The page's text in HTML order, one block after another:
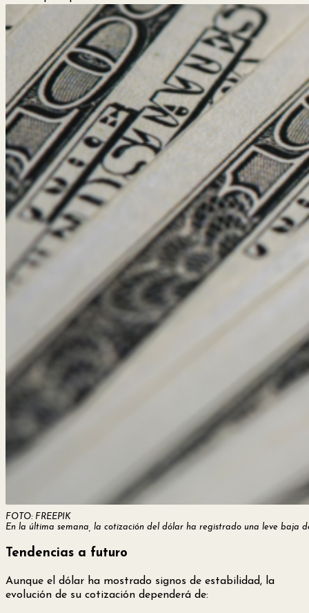
FOTO: FREEPIK
En la última semana, la cotización del dólar ha registrado una leve baja
Tendencias a futuro
Aunque el dólar ha mostrado signos de estabilidad, la
evolución de su cotización dependerá de: